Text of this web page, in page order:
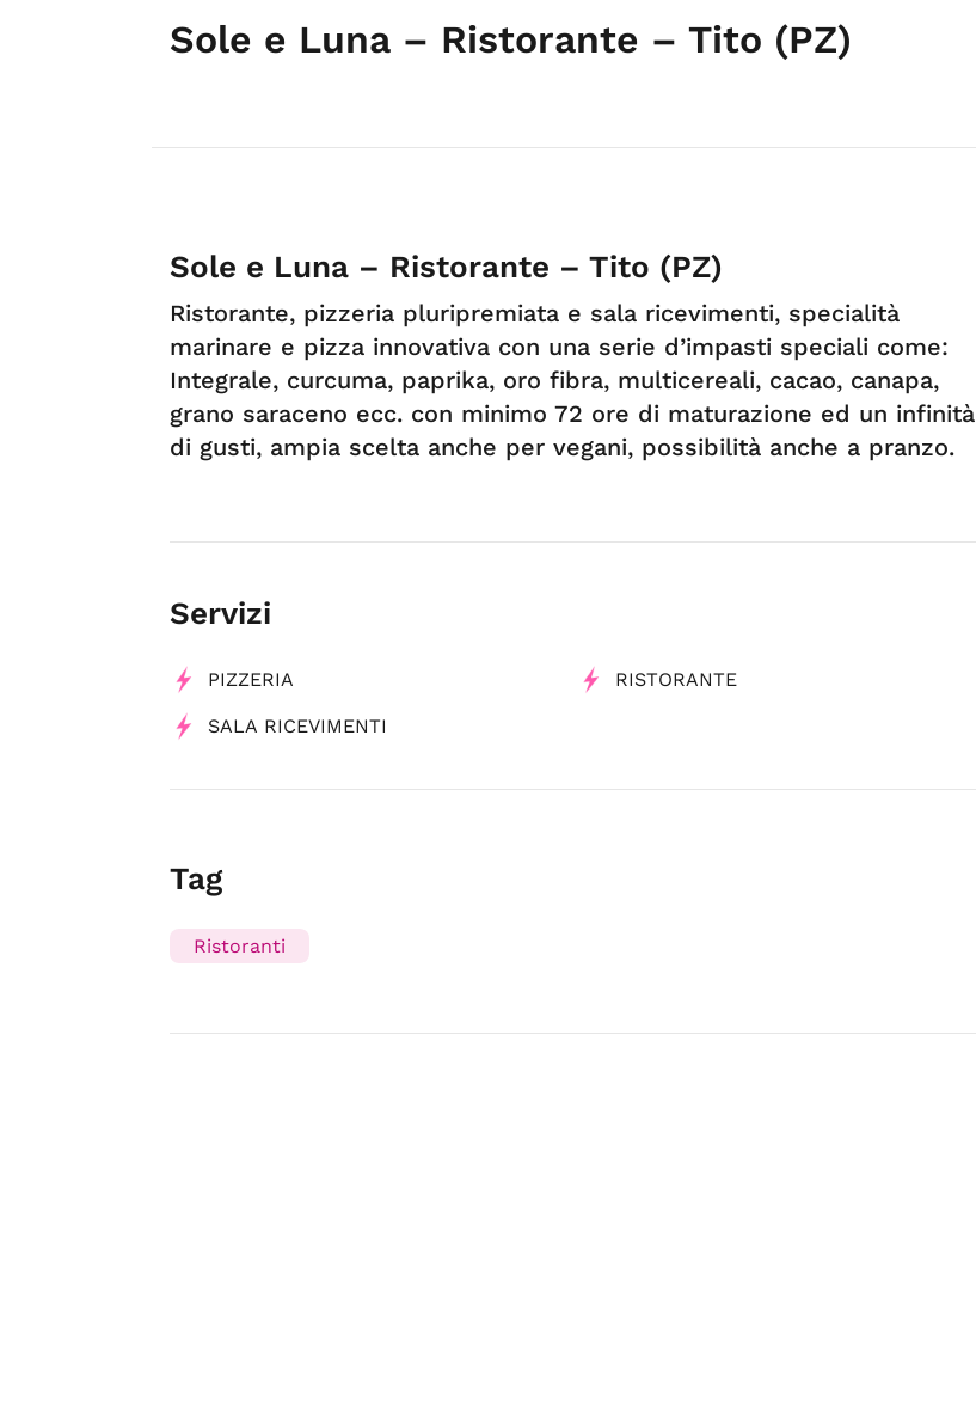
Sole e Luna – Ristorante – Tito (PZ)
Sole e Luna – Ristorante – Tito (PZ)
Ristorante, pizzeria pluripremiata e sala ricevimenti, specialità
marinare e pizza innovativa con una serie d’impasti speciali come:
Integrale, curcuma, paprika, oro fibra, multicereali, cacao, canapa,
grano saraceno ecc. con minimo 72 ore di maturazione ed un infinità
di gusti, ampia scelta anche per vegani, possibilità anche a pranzo.
Servizi
PIZZERIA RISTORANTE
SALA RICEVIMENTI
Tag
Ristoranti